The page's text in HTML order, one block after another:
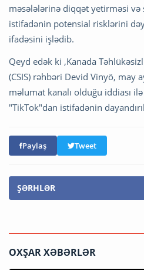
məsələlərinə diqqət yetirməsi
istifadənin potensial risklərini
ifadəsini işlədib.
Qeyd edək ki ,Kanada
(CSIS) rəhbəri Devid Vinyö, may
məlumat kanalı olduğu iddiası
"TikTok"dan istifadənin
Paylaş Tweet
ŞƏRHLƏR
OXŞAR XƏBƏRLƏR